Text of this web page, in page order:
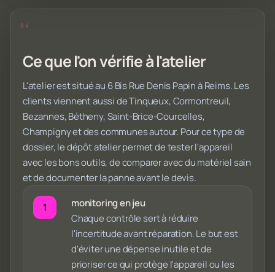
Ce que l'on vérifie à l'atelier
L'atelier est situé au 6 Bis Rue Denis Papin à Reims. Les
clients viennent aussi de Tinqueux, Cormontreuil,
Bezannes, Bétheny, Saint-Brice-Courcelles,
Champigny et des communes autour. Pour ce type de
dossier, le dépôt atelier permet de tester l'appareil
avec les bons outils, de comparer avec du matériel sain
et de documenter la panne avant le devis.
monitoring en jeu
Chaque contrôle sert à réduire
l'incertitude avant réparation. Le but est
d'éviter une dépense inutile et de
prioriser ce qui protège l'appareil ou les